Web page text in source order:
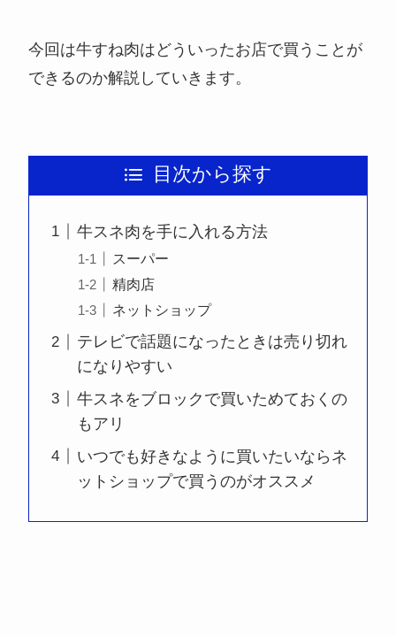
今回は牛すね肉はどういったお店で買うことが
できるのか解説していきます。
目次から探す
牛スネ肉を手に入れる方法
スーパー
精肉店
ネットショップ
テレビで話題になったときは売り切れ
になりやすい
牛スネをブロックで買いためておくの
もアリ
いつでも好きなように買いたいならネ
ットショップで買うのがオススメ